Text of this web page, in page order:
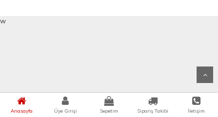
Anasayfa Üye Girişi Sepetim Sipariş Takibi İletişim
w